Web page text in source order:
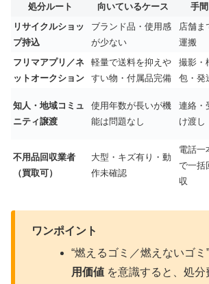
処分ルート 向いているケース 手間
リサイクルショッ
プ持込
ブランド品・使用感
が少ない
店舗ま
運搬
フリマアプリ／ネ
ットオークション
軽量で送料を抑えや
すい物・付属品完備
撮影・
包・発
知人・地域コミュ
ニティ譲渡
使用年数が長いが機
能は問題なし
連絡・
け渡し
不用品回収業者
（買取可）
大型・キズ有り・動
作未確認
電話一
で一括
収
ワンポイント
“燃えるゴミ／燃えないゴ
用価値 を意識すると、処分